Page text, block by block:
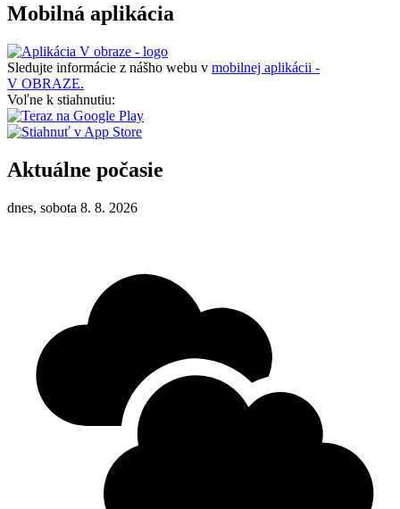
Mobilná aplikácia
Sledujte informácie z nášho webu v mobilnej aplikácii -
V OBRAZE.
Voľne k stiahnutiu:
Aktuálne počasie
dnes, sobota 8. 8. 2026